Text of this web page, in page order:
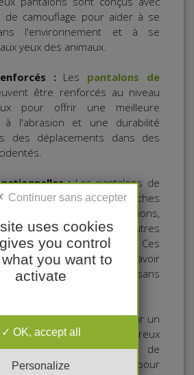
de camouflage pour aider à se
l'environnement et à se
yeux des animaux.
: Les pantalons de
être renforcés au niveau
pour offrir une meilleure
à l'abrasion et une durabilité
des déplacements dans des
:Les pantalons de
souvent équipés de poches
pour ranger des munitions,
des cartes ou d'autres
de chasse essentiels. Ces
aux chasseurs d'avoir
accès à leur équipement sans
ceinture ajustable :Pour un
confortable, de nombreux
de chasse sont équipés de
ou d'une ceinture pour
uses cookies
you control
you want to
activate
OK, accept all
Personalize